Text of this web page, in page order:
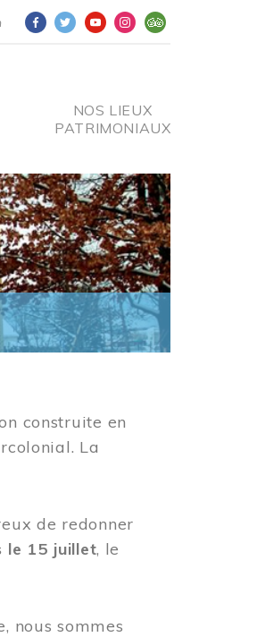
NOS LIEUX
PATRIMONIAUX
construite en
La
de redonner
le 15 juillet, le
nous sommes